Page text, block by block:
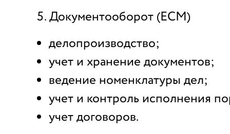
Документооборот (ECM)
делопроизводство;
учет и хранение документов;
ведение номенклатуры дел;
учет и контроль исполнения
учет договоров.